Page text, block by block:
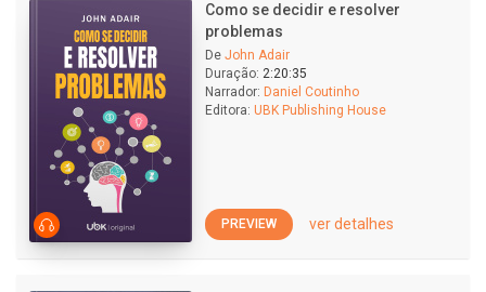
Como se decidir e resolver
problemas
De John Adair
Duração: 2:20:35
Narrador: Daniel Coutinho
Editora: UBK Publishing House
PREVIEW ver detalhes